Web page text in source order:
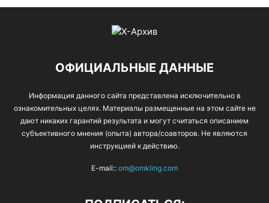
ОФИЦИАЛЬНЫЕ ДАННЫЕ
Информация данного сайта представлена исключительно в
ознакомительных целях. Материалы размещенные на этом сайте не
дают никаких гарантий результата и могут считаться описанием
субъективного мнения (опыта) автора/соавторов. Не являются
инструкцией к действию.
E-mail:: om@omkling.com